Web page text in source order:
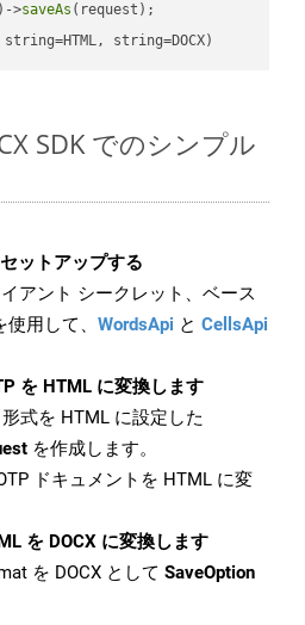
>saveAs (request);
string=HTML, string=DOCX)
SDK でのシンプル
ットアップする
アント シークレット、ベース
用して、 WordsApi と CellsApi
を HTML に変換します
式を HTML に設定した
を作成します。
ドキュメントを HTML に変
を DOCX に変換します
を DOCX として SaveOption